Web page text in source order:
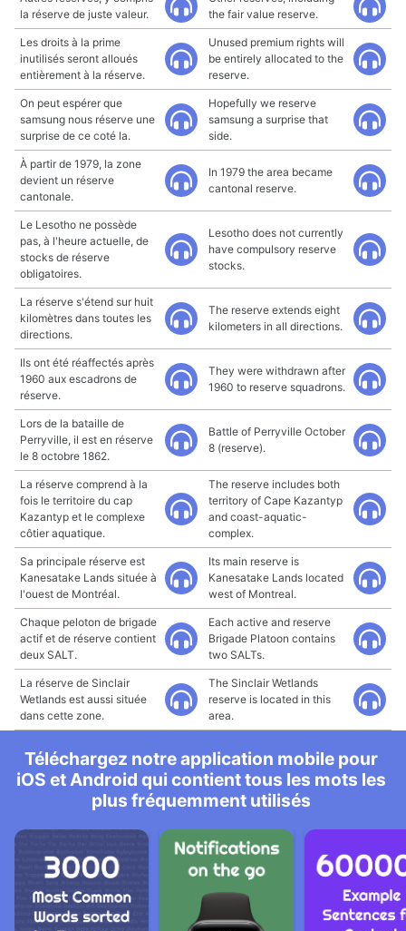
la réserve de juste valeur.
the fair value reserve.
Les droits à la prime
inutilisés seront alloués
entièrement à la réserve.
Unused premium rights will
be entirely allocated to the
reserve.
On peut espérer que
samsung nous réserve une
surprise de ce coté la.
Hopefully we reserve
samsung a surprise that
side.
À partir de 1979, la zone
devient un réserve
cantonale.
In 1979 the area became
cantonal reserve.
Le Lesotho ne possède
pas, à l'heure actuelle, de
stocks de réserve
obligatoires.
Lesotho does not currently
have compulsory reserve
stocks.
La réserve s'étend sur huit
kilomètres dans toutes les
directions.
The reserve extends eight
kilometers in all directions.
Ils ont été réaffectés après
1960 aux escadrons de
réserve.
They were withdrawn after
1960 to reserve squadrons.
Lors de la bataille de
Perryville, il est en réserve
le 8 octobre 1862.
Battle of Perryville October
8 (reserve).
La réserve comprend à la
fois le territoire du cap
Kazantyp et le complexe
côtier aquatique.
The reserve includes both
territory of Cape Kazantyp
and coast-aquatic-
complex.
Sa principale réserve est
Kanesatake Lands située à
l'ouest de Montréal.
Its main reserve is
Kanesatake Lands located
west of Montreal.
Chaque peloton de brigade
actif et de réserve contient
deux SALT.
Each active and reserve
Brigade Platoon contains
two SALTs.
La réserve de Sinclair
Wetlands est aussi située
dans cette zone.
The Sinclair Wetlands
reserve is located in this
area.
Téléchargez notre application mobile pour
iOS et Android qui contient tous les mots les
plus fréquemment utilisés